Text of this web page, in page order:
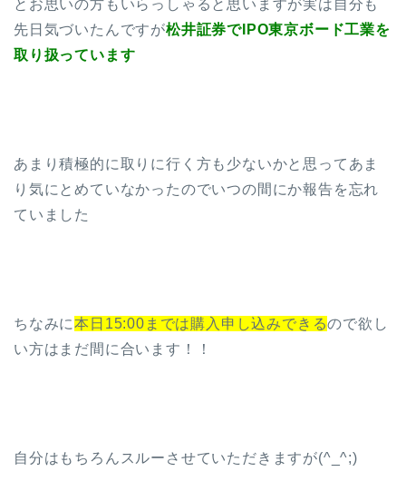
とお思いの方もいらっしゃると思いますが実は自分も
先日気づいたんですが松井証券でIPO東京ボード工業を
取り扱っています
あまり積極的に取りに行く方も少ないかと思ってあま
り気にとめていなかったのでいつの間にか報告を忘れ
ていました
ちなみに本日15:00までは購入申し込みできるので欲し
い方はまだ間に合います！！
自分はもちろんスルーさせていただきますが(^_^;)